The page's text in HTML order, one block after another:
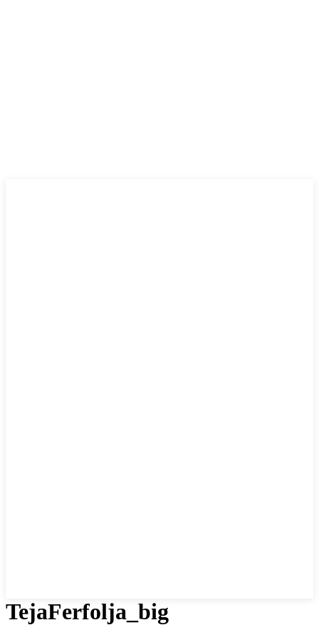
TejaFerfolja_big